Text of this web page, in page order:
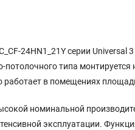
24HN1_21Y серии
типа
в помещениях
номинальной
эксплуатации.